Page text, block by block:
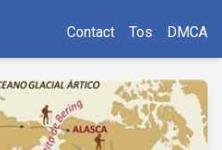
Contact Tos DMCA